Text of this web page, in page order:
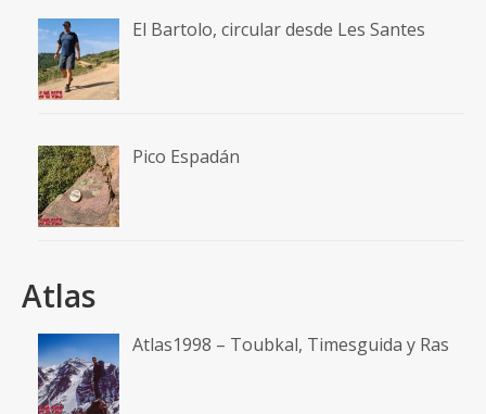
El Bartolo, circular desde Les Santes
Pico Espadán
Atlas
Atlas1998 – Toubkal, Timesguida y Ras